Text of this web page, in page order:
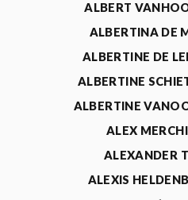
ALBERT
ALBERTINA DE
ALBERTINE DE
ALBERTINE
ALBERTINE
ALEX
ALEXANDER
ALEXIS